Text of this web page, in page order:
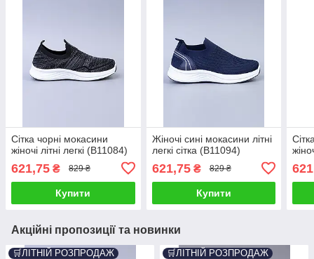
Сітка чорні мокасини
жіночі літні легкі (B11084)
621,75 ₴ 829 ₴
Купити
Жіночі сині мокасини літні
легкі сітка (B11094)
621,75₴ 829 ₴
Купити
Акційні пропозиції та новинки
🛒ЛІТНІЙ РОЗПРОДАЖ
🛒ЛІТНІЙ РОЗПРОДАЖ